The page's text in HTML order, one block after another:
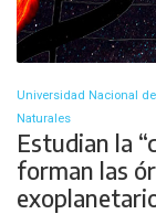
Universidad Nacional
Naturales
Estudian la
forman las